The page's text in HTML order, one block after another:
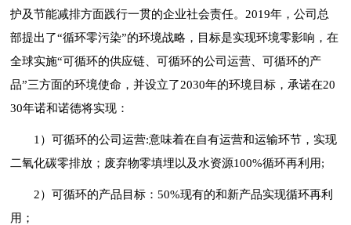
护及节能减排方面践行一贯的企业社会责任。2019年，公司总
部提出了“循环零污染”的环境战略，目标是实现环境零影响，在
全球实施“可循环的供应链、可循环的公司运营、可循环的产
品”三方面的环境使命，并设立了2030年的环境目标，承诺在20
30年诺和诺德将实现：
1）可循环的公司运营:意味着在自有运营和运输环节，实现
二氧化碳零排放；废弃物零填埋以及水资源100%循环再利用;
2）可循环的产品目标：50%现有的和新产品实现循环再利
用；